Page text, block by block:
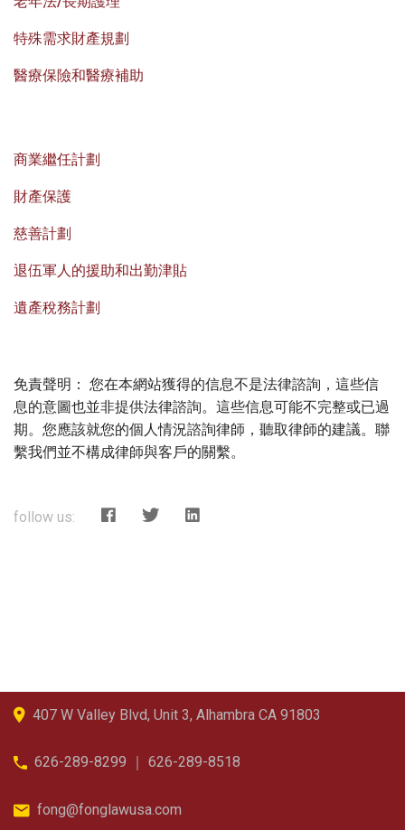
特殊需求財產規劃
醫療保險和醫療補助
商業繼任計劃
財產保護
慈善計劃
退伍軍人的援助和出勤津貼
遺產稅務計劃
免責聲明： 您在本網站獲得的信息不是法律諮詢，這些信
息的意圖也並非提供法律諮詢。這些信息可能不完整或已過
期。您應該就您的個人情況諮詢律師，聽取律師的建議。聯
繫我們並不構成律師與客戶的關繫。
follow us:
407 W Valley Blvd, Unit 3, Alhambra CA 91803
626-289-8299 ｜ 626-289-8518
fong@fonglawusa.com